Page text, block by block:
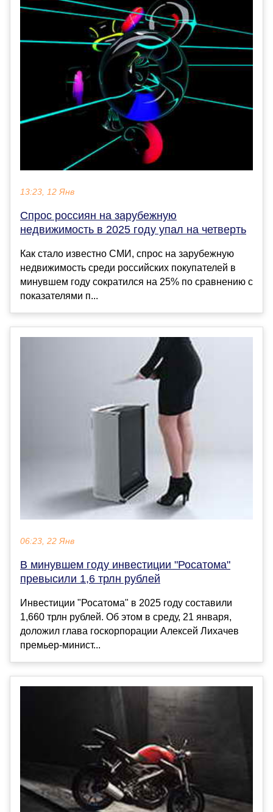
13:23, 12 Янв
Спрос россиян на зарубежную
недвижимость в 2025 году упал на четверть
Как стало известно СМИ, спрос на зарубежную
недвижимость среди российских покупателей в
минувшем году сократился на 25% по сравнению с
показателями п...
06:23, 22 Янв
В минувшем году инвестиции "Росатома"
превысили 1,6 трлн рублей
Инвестиции "Росатома" в 2025 году составили
1,660 трлн рублей. Об этом в среду, 21 января,
доложил глава госкорпорации Алексей Лихачев
премьер-минист...